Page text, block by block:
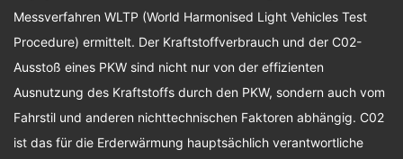
Messverfahren WLTP (World Harmonised Light Vehicles Test
Procedure) ermittelt. Der Kraftstoffverbrauch und der C02-
Ausstoß eines PKW sind nicht nur von der effizienten
Ausnutzung des Kraftstoffs durch den PKW, sondern auch vom
Fahrstil und anderen nichttechnischen Faktoren abhängig. C02
ist das für die Erderwärmung hauptsächlich verantwortliche